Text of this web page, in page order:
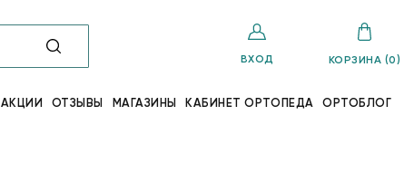
ВХОД КОРЗИНА (0)
АКЦИИ ОТЗЫВЫ МАГАЗИНЫ КАБИНЕТ ОРТОПЕДА ОРТОБЛОГ